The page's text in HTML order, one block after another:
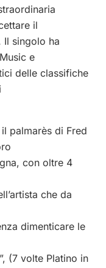
il
Il singolo ha
e
delle classifiche
palmarès di Fred
con oltre 4
che da
dimenticare le
(7 volte Platino in